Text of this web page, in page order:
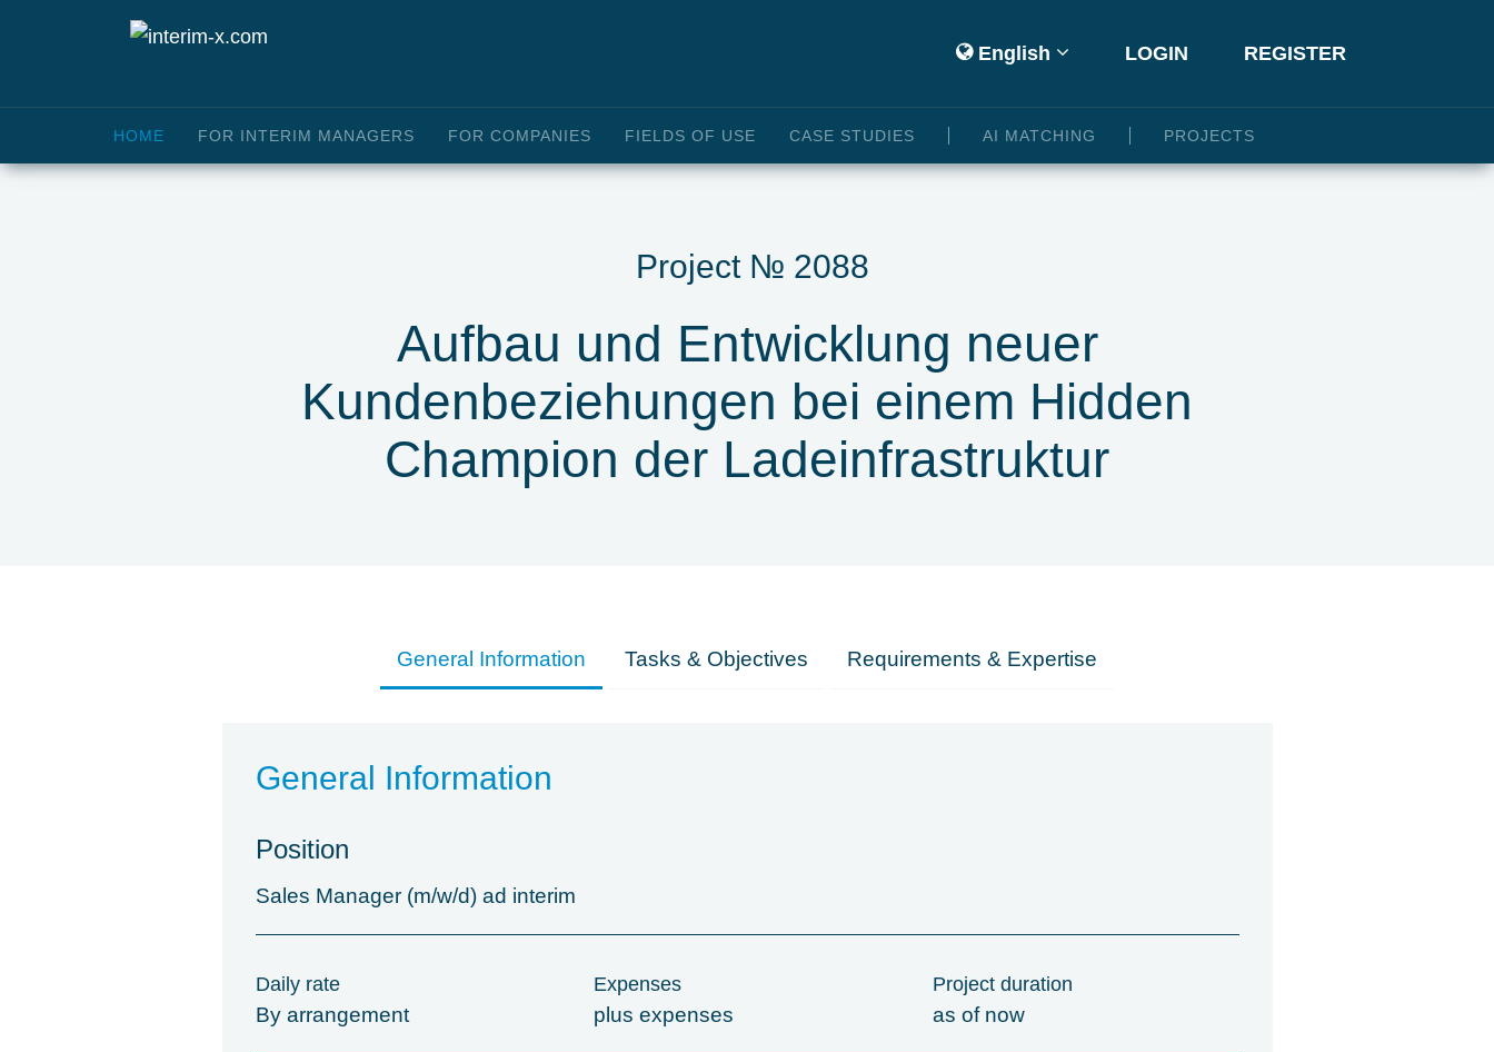
English LOGIN REGISTER
HOME FOR INTERIM MANAGERS FOR COMPANIES FIELDS OF USE CASE STUDIES AI MATCHING PROJECTS
Project № 2088
Aufbau und Entwicklung neuer
Kundenbeziehungen bei einem Hidden
Champion der Ladeinfrastruktur
General Information Tasks & Objectives Requirements & Expertise
General Information
Position
Sales Manager (m/w/d) ad interim
Daily rate
By arrangement
Expenses
plus expenses
Project duration
as of now